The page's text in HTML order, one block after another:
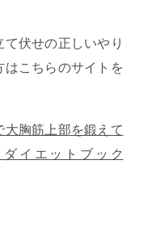
伏せの正しいやり
こちらのサイトを
胸筋上部を鍛えて
イエットブック